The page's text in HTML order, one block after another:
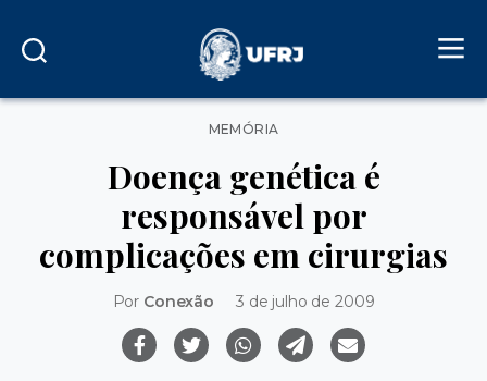
Categorias
MEMÓRIA
Doença genética é
responsável por
complicações em cirurgias
Por Conexão 3 de julho de 2009